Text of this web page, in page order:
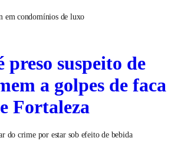
em condomínios de luxo
preso suspeito de
a golpes de faca
Fortaleza
do crime por estar sob efeito de bebida